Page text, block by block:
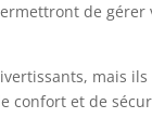
de
mais
confort et de